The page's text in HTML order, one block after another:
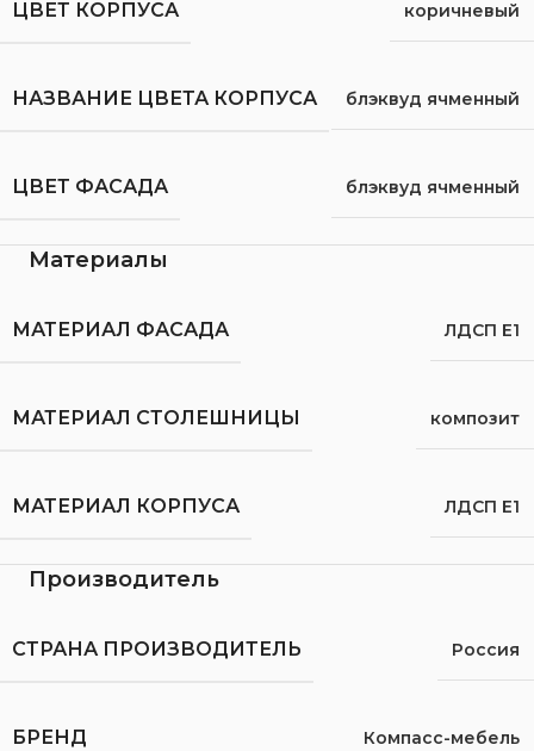
ЦВЕТ КОРПУСА коричневый
НАЗВАНИЕ ЦВЕТА КОРПУСА блэквуд ячменный
ЦВЕТ ФАСАДА блэквуд ячменный
Материалы
МАТЕРИАЛ ФАСАДА ЛДСП Е1
МАТЕРИАЛ СТОЛЕШНИЦЫ композит
МАТЕРИАЛ КОРПУСА ЛДСП Е1
Производитель
СТРАНА ПРОИЗВОДИТЕЛЬ Россия
БРЕНД Компасс-мебель